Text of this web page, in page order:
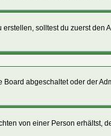
solltest du zuerst den
abgeschaltet oder der
von einer Person erhältst,